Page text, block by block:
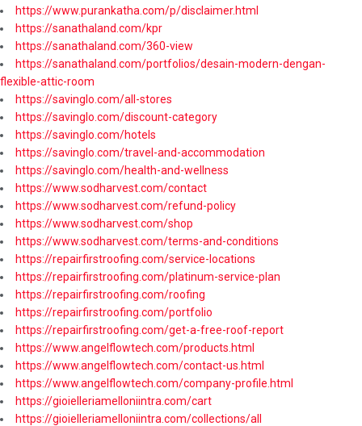
https://www.purankatha.com/p/disclaimer.html
https://sanathaland.com/kpr
https://sanathaland.com/360-view
https://sanathaland.com/portfolios/desain-modern-dengan-
flexible-attic-room
https://savinglo.com/all-stores
https://savinglo.com/discount-category
https://savinglo.com/hotels
https://savinglo.com/travel-and-accommodation
https://savinglo.com/health-and-wellness
https://www.sodharvest.com/contact
https://www.sodharvest.com/refund-policy
https://www.sodharvest.com/shop
https://www.sodharvest.com/terms-and-conditions
https://repairfirstroofing.com/service-locations
https://repairfirstroofing.com/platinum-service-plan
https://repairfirstroofing.com/roofing
https://repairfirstroofing.com/portfolio
https://repairfirstroofing.com/get-a-free-roof-report
https://www.angelflowtech.com/products.html
https://www.angelflowtech.com/contact-us.html
https://www.angelflowtech.com/company-profile.html
https://gioielleriamelloniintra.com/cart
https://gioielleriamelloniintra.com/collections/all